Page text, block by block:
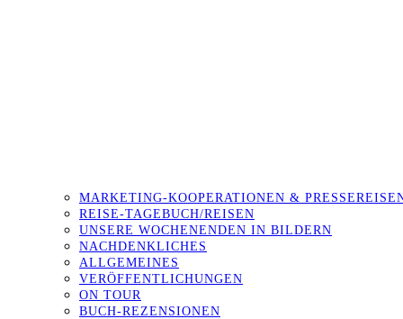
MARKETING-KOOPERATIONEN &
REISE-TAGEBUCH/REISEN
UNSERE WOCHENENDEN IN BILDERN
NACHDENKLICHES
ALLGEMEINES
VERÖFFENTLICHUNGEN
ON TOUR
BUCH-REZENSIONEN